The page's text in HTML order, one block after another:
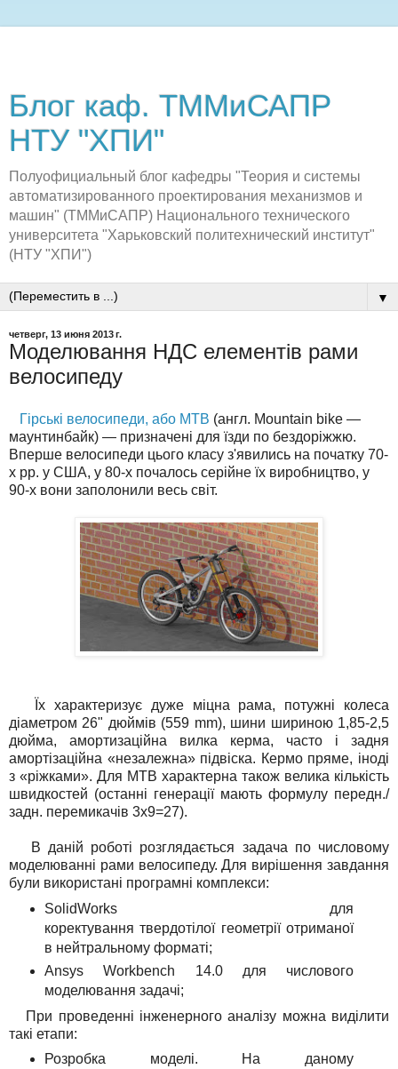
Блог каф. ТММиСАПР
НТУ "ХПИ"
Полуофициальный блог кафедры "Теория и системы
автоматизированного проектирования механизмов и
машин" (ТММиСАПР) Национального технического
университета "Харьковский политехнический институт"
(НТУ "ХПИ")
▼
четверг, 13 июня 2013 г.
Моделювання НДС елементів рами
велосипеду
Гірські велосипеди, або MTB (англ. Mountain bike —
маунтинбайк) — призначені для їзди по бездоріжжю.
Вперше велосипеди цього класу з'явились на початку 70-
х рр. у США, у 80-х почалось серійне їх виробництво, у
90-х вони заполонили весь світ.
Їх характеризує дуже міцна рама, потужні колеса
діаметром 26" дюймів (559 mm), шини шириною 1,85-2,5
дюйма, амортизаційна вилка керма, часто і задня
амортізаційна «незалежна» підвіска. Кермо пряме, іноді
з «ріжками». Для МТВ характерна також велика кількість
швидкостей (останні генерації мають формулу передн./
задн. перемикачів 3х9=27).
В даній роботі розглядається задача по числовому
моделюванні рами велосипеду. Для вирішення завдання
були використані програмні комплекси:
SolidWorks для
коректування твердотілої геометрії отриманої
в нейтральному форматі;
Ansys Workbench 14.0 для числового
моделювання задачі;
При проведенні інженерного аналізу можна виділити
такі етапи:
Розробка моделі. На даному